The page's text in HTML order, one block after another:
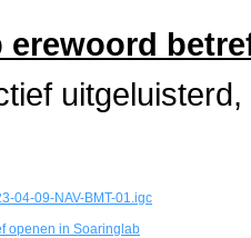
erewoord
04-09-NAV-BMT-01.igc
openen in Soaringlab